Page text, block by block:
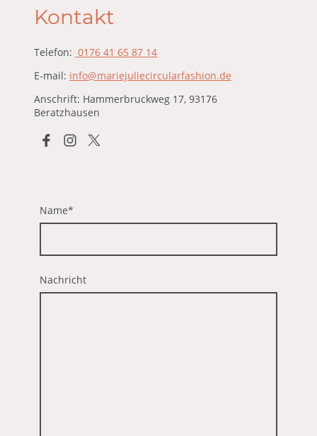
Kontakt
Telefon: 0176 41 65 87 14
E-mail: info@mariejuliecircularfashion.de
Anschrift: Hammerbruckweg 17, 93176
Beratzhausen
Name*
Nachricht